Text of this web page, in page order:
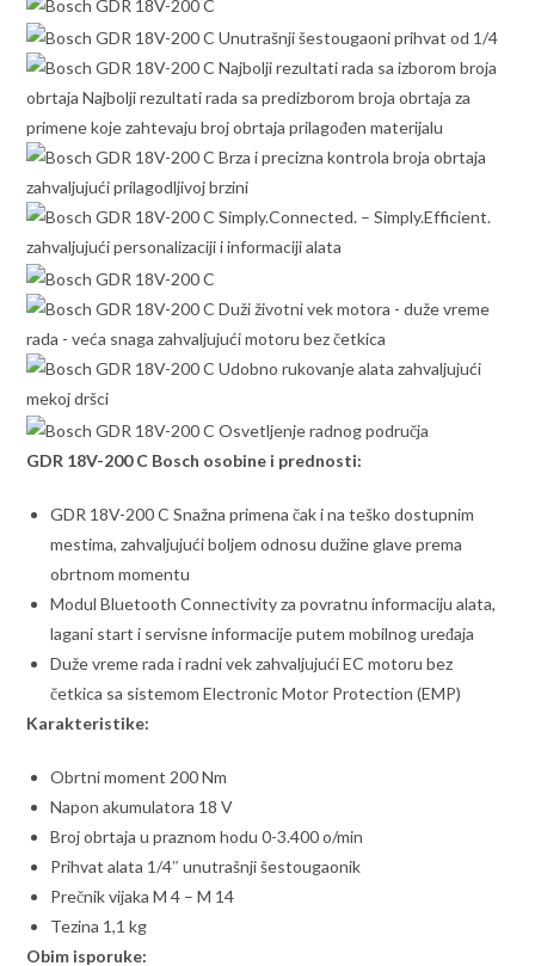
GDR 18V-200 C Bosch osobine i prednosti:
GDR 18V-200 C Snažna primena čak i na teško dostupnim
mestima, zahvaljujući boljem odnosu dužine glave prema
obrtnom momentu
Modul Bluetooth Connectivity za povratnu informaciju alata,
lagani start i servisne informacije putem mobilnog uređaja
Duže vreme rada i radni vek zahvaljujući EC motoru bez
četkica sa sistemom Electronic Motor Protection (EMP)
Karakteristike:
Obrtni moment 200 Nm
Napon akumulatora 18 V
Broj obrtaja u praznom hodu 0-3.400 o/min
Prihvat alata 1/4″ unutrašnji šestougaonik
Prečnik vijaka M 4 – M 14
Tezina 1,1 kg
Obim isporuke: